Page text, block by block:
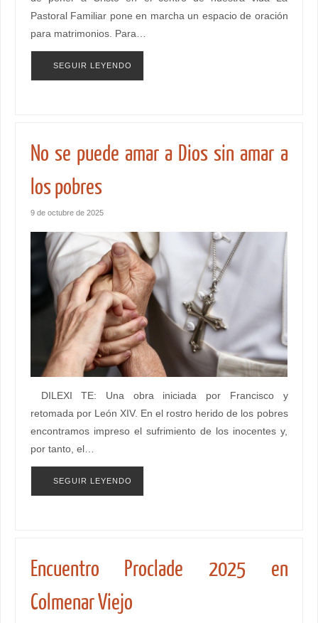
Pastoral Familiar pone en marcha un espacio de oración
para matrimonios. Para…
SEGUIR LEYENDO
No se puede amar a Dios sin amar a
los pobres
9 de octubre de 2025
DILEXI TE: Una obra iniciada por Francisco y
retomada por León XIV. En el rostro herido de los pobres
encontramos impreso el sufrimiento de los inocentes y,
por tanto, el…
SEGUIR LEYENDO
Encuentro Proclade 2025 en
Colmenar Viejo